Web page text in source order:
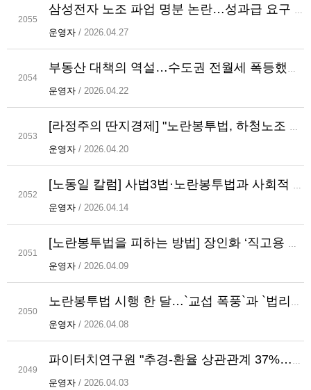
2055
삼성전자 노조 파업 명분 논란…성과급 요구 정당성 도마
운영자 / 2026.04.27
2054
부동산 대책의 역설…수도권 전월세 폭등했다 [라정주의 경제터치]
운영자 / 2026.04.22
2053
[라정주의 딴지경제] "노란봉투법, 하청노조 교섭권 확대는 신규채용 감소”
운영자 / 2026.04.20
2052
[노동일 칼럼] 사법3법·노란봉투법과 사회적 비용
운영자 / 2026.04.14
2051
[노란봉투법을 피하는 방법] 장인화 ‘직고용 카드’ 재계 확산 기로…득일까 실일까
운영자 / 2026.04.09
2050
노란봉투법 시행 한 달…`교섭 폭풍`과 `법리적 불확실성`의 공존
운영자 / 2026.04.08
2049
파이터치연구원 "추경-환율 상관관계 37%…26조 투입 시 1600원 돌파할 수도"
운영자 / 2026.04.03